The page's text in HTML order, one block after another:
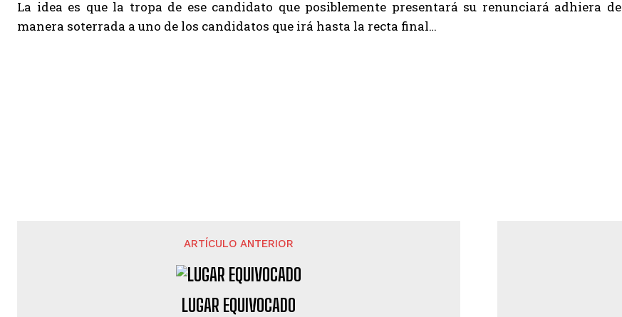
La idea es que la tropa de ese candidato que posiblemente presentará su renunciará adhiera de
manera soterrada a uno de los candidatos que irá hasta la recta final…
ARTÍCULO ANTERIOR
LUGAR EQUIVOCADO